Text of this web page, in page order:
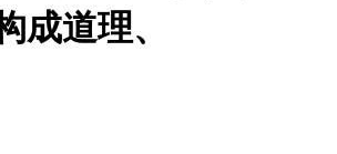
成道理、